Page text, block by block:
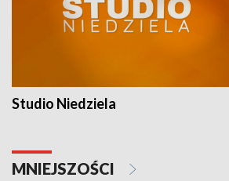
Studio Niedziela
MNIEJSZOŚCI